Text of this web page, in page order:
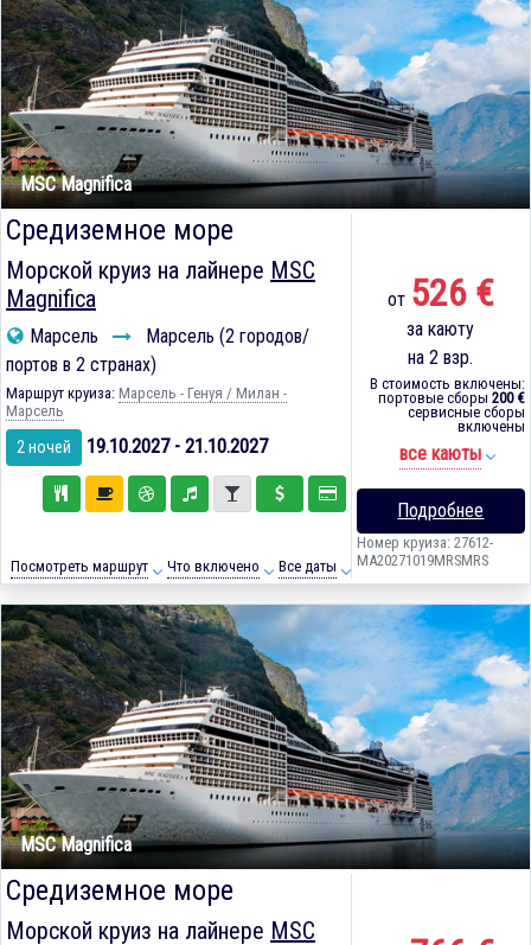
MSC Magnifica
Средиземное море
Морской круиз на лайнере MSC
Magnifica
Марсель
Марсель (2 городов/
портов в 2 странах)
Маршрут круиза: Марсель - Генуя / Милан -
Марсель
2 ночей 19.10.2027 - 21.10.2027
Посмотреть маршрут Что включено Все даты
от 526 €
за каюту
на 2 взр.
В стоимость включены:
портовые сборы 200 €
сервисные сборы
включены
все каюты
Подробнее
Номер круиза: 27612-
MA20271019MRSMRS
MSC Magnifica
Средиземное море
Морской круиз на лайнере MSC